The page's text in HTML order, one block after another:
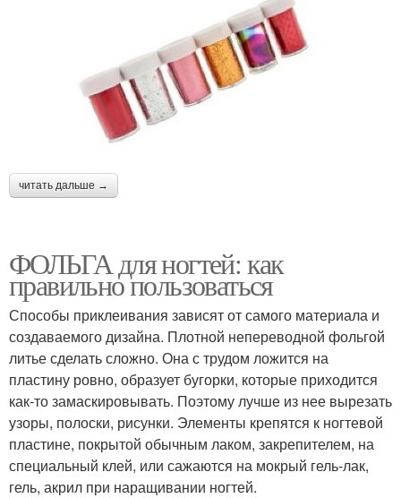
читать дальше →
ФОЛЬГА для ногтей: как
правильно пользоваться
Способы приклеивания зависят от самого материала и
создаваемого дизайна. Плотной непереводной фольгой
литье сделать сложно. Она с трудом ложится на
пластину ровно, образует бугорки, которые приходится
как-то замаскировывать. Поэтому лучше из нее вырезать
узоры, полоски, рисунки. Элементы крепятся к ногтевой
пластине, покрытой обычным лаком, закрепителем, на
специальный клей, или сажаются на мокрый гель-лак,
гель, акрил при наращивании ногтей.